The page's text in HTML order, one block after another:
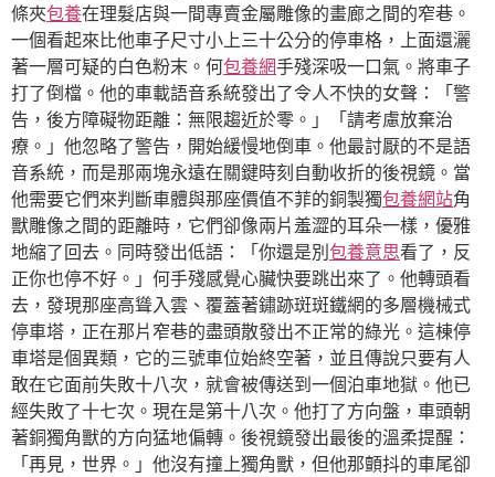
條夾包養在理髮店與一間專賣金屬雕像的畫廊之間的窄巷。
一個看起來比他車子尺寸小上三十公分的停車格，上面還灑
著一層可疑的白色粉末。何包養網手殘深吸一口氣。將車子
打了倒檔。他的車載語音系統發出了令人不快的女聲：「警
告，後方障礙物距離：無限趨近於零。」「請考慮放棄治
療。」他忽略了警告，開始緩慢地倒車。他最討厭的不是語
音系統，而是那兩塊永遠在關鍵時刻自動收折的後視鏡。當
他需要它們來判斷車體與那座價值不菲的銅製獨包養網站角
獸雕像之間的距離時，它們卻像兩片羞澀的耳朵一樣，優雅
地縮了回去。同時發出低語：「你還是別包養意思看了，反
正你也停不好。」何手殘感覺心臟快要跳出來了。他轉頭看
去，發現那座高聳入雲、覆蓋著鏽跡斑斑鐵網的多層機械式
停車塔，正在那片窄巷的盡頭散發出不正常的綠光。這棟停
車塔是個異類，它的三號車位始終空著，並且傳說只要有人
敢在它面前失敗十八次，就會被傳送到一個泊車地獄。他已
經失敗了十七次。現在是第十八次。他打了方向盤，車頭朝
著銅獨角獸的方向猛地偏轉。後視鏡發出最後的溫柔提醒：
「再見，世界。」他沒有撞上獨角獸，但他那顫抖的車尾卻